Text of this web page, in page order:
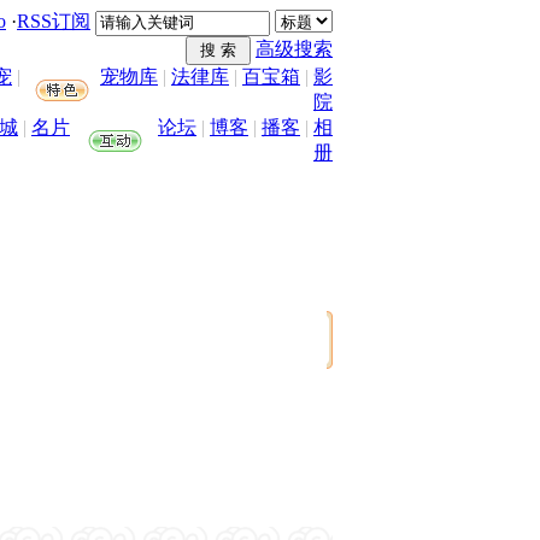
·RSS订阅
高级搜索
| 宠物库 | 法律库 | 百宝箱 | 影
院
| 名片 论坛 | 博客 | 播客 | 相
册